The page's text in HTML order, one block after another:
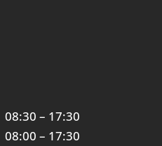
08:30 – 17:30
08:00 – 17:30